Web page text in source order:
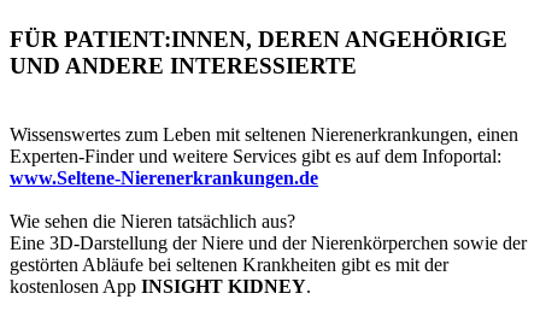
FÜR PATIENT:INNEN, DEREN ANGEHÖRIGE
UND ANDERE INTERESSIERTE
Wissenswertes zum Leben mit seltenen Nierenerkrankungen, einen
Experten-Finder und weitere Services gibt es auf dem Infoportal:
www.Seltene-Nierenerkrankungen.de
Wie sehen die Nieren tatsächlich aus?
Eine 3D-Darstellung der Niere und der Nierenkörperchen sowie der
gestörten Abläufe bei seltenen Krankheiten gibt es mit der
kostenlosen App INSIGHT KIDNEY.